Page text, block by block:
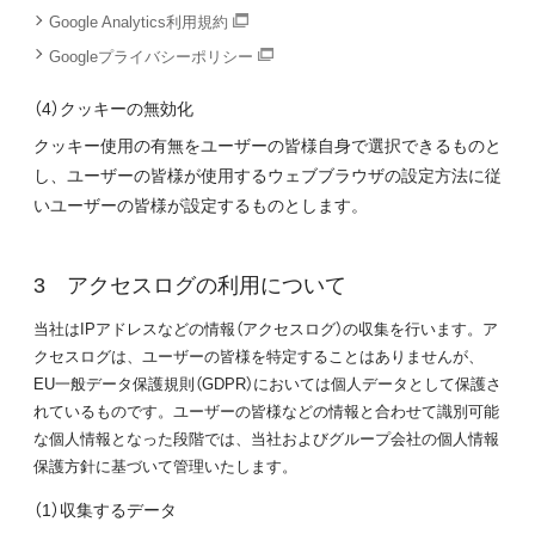
Google Analytics利用規約
Googleプライバシーポリシー
（4）クッキーの無効化
クッキー使用の有無をユーザーの皆様自身で選択できるものと
し、ユーザーの皆様が使用するウェブブラウザの設定方法に従
いユーザーの皆様が設定するものとします。
アクセスログの利用について
当社はIPアドレスなどの情報（アクセスログ）の収集を行います。ア
クセスログは、ユーザーの皆様を特定することはありませんが、
EU一般データ保護規則（GDPR）においては個人データとして保護さ
れているものです。ユーザーの皆様などの情報と合わせて識別可能
な個人情報となった段階では、当社およびグループ会社の個人情報
保護方針に基づいて管理いたします。
（1）収集するデータ